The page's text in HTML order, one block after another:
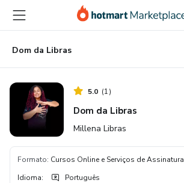
para
conteúdo
principal
para
pagamento
para
rodapé
Dom da Libras
5.0 (1)
Dom da Libras
Millena Libras
Formato: Cursos Online e Serviços de Assinatura
Idioma: Português